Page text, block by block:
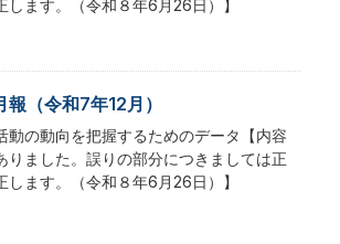
します。（令和８年6月26日）】
（令和7年12月）
動の動向を把握するためのデータ【内容
りました。誤りの部分につきましては正
します。（令和８年6月26日）】